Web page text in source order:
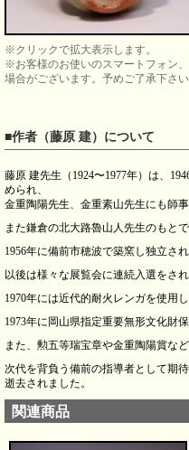
※クリックで拡大表示します。
※お客様のお使いのスマートフォン
場合がございます。予めご了承下さい
■作者（藤原 建）について
藤原 建先生（1924〜1977年）は、
められ、
金重陶陽先生、金重素山先生にも師事
また鎌倉の北大路魯山人先生のもと
1956年に備前市穂波で築窯し独立され
以後は様々な展覧会に連続入選をされ
1970年には近代的耐火レンガを使用
1973年に岡山県指定重要無形文化財
また、勲五等瑞宝章や金重陶陽賞な
次代を背負う備前の指導者として期
逝去されました。
関連商品